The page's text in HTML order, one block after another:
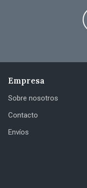
Empresa
Sobre nosotros
Contacto
Envíos